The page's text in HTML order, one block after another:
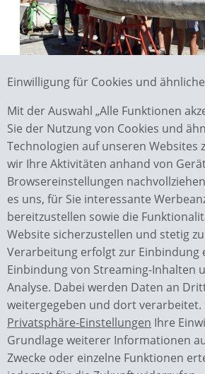
Zurück
Wächter GmbH
Bauunternehmen
Piesauer Str. 4a
98724 Neuhaus OT Lichte
Kontakt
0049 36701 / 2770
Einwilligung für Cookies und
Mit der Auswahl „Alle Funktionen
Sie der Nutzung von Cookies und
Technologien auf unseren Websites
wir Ihre Aktivitäten anhand von
Browsereinstellungen
es uns, für Sie interessante
bereitzustellen sowie die
Website sicherzustellen und stetig
Verarbeitung erfolgt zur Einbindung
Einbindung von Streaming-Inhalten
Analyse. Dabei werden Daten an
weitergegeben und dort verarbeitet.
Privatsphäre-Einstellungen Ihre
Grundlage weiterer Informationen
Zwecke oder einzelne Funktionen